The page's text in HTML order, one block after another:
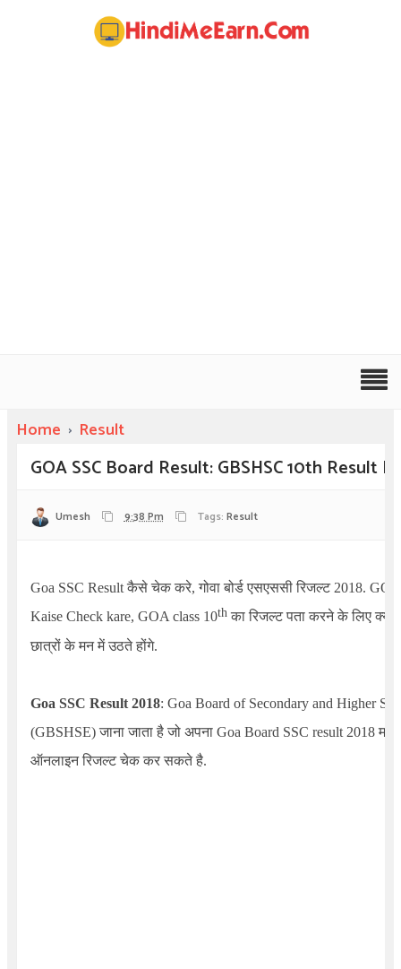
Home › Result
GOA SSC Board Result: GBSHSC 10th Result
Umesh 9:38 Pm Tags: Result
Goa SSC Resultकैसे चेक करे, गोवा बोर्ड एसएससी रिजल्ट 2018.
Kaise Check kare, GOA class 10th का रिजल्ट पता करने के लिए
छात्रों के मन में उठते होंगे.
Goa SSC Result 2018: Goa Board of Secondary and Higher
(GBSHSE)जाना जाता है जो अपना Goa Board SSC result 2018 मई
ऑनलाइन रिजल्ट चेक कर सकते है.